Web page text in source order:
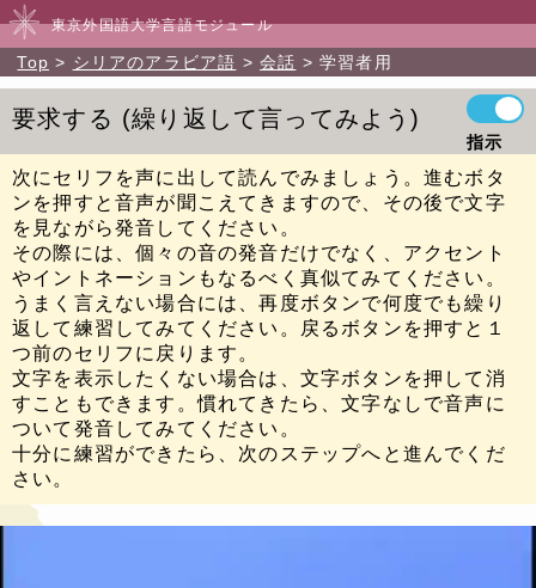
東京外国語大学言語モジュール
Top シリアのアラビア語 会話 学習者用
要求する 繰り返して言ってみよう
指示
次にセリフを声に出して読んでみましょう。進むボタ
ンを押すと音声が聞こえてきますので、その後で文字
を見ながら発音してください。
その際には、個々の音の発音だけでなく、アクセント
やイントネーションもなるべく真似てみてください。
うまく言えない場合には、再度ボタンで何度でも繰り
返して練習してみてください。戻るボタンを押すと１
つ前のセリフに戻ります。
文字を表示したくない場合は、文字ボタンを押して消
すこともできます。慣れてきたら、文字なしで音声に
ついて発音してみてください。
十分に練習ができたら、次のステップへと進んでくだ
さい。